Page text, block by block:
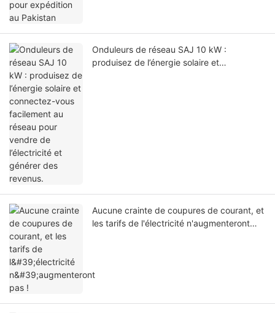
Onduleurs de réseau SAJ 10 kW :
produisez de l’énergie solaire et
Aucune crainte de coupures de courant, et
les tarifs de l'électricité n'augmenteront